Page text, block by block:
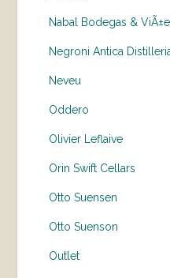
Nabal Bodegas &
Negroni Antica
Neveu
Oddero
Olivier Leflaive
Orin Swift Cellars
Otto Suensen
Otto Suenson
Outlet